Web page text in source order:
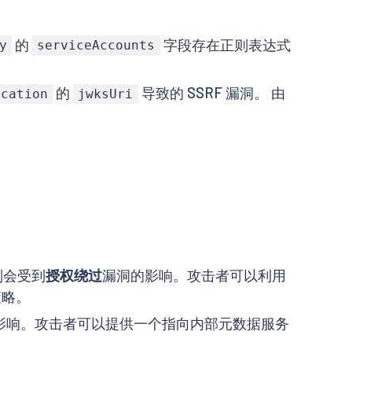
的 serviceAccounts
字段存在正则表达式
的 jwksUri
导致的 SSRF 漏洞。 由
会受到授权绕过漏洞的影响。攻击者可以利用
。
响。攻击者可以提供一个指向内部元数据服务